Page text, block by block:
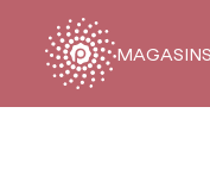
MAGASINS